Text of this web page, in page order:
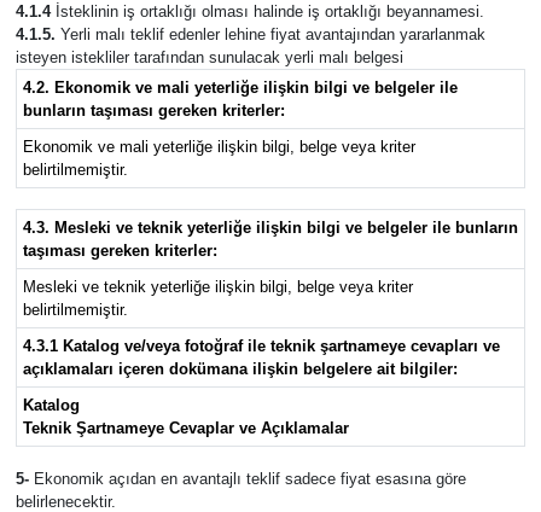
4.1.4İsteklinin iş ortaklığı olması halinde iş ortaklığı beyannamesi.
4.1.5. Yerli malı teklif edenler lehine fiyat avantajından yararlanmak
isteyen istekliler tarafından sunulacak yerli malı belgesi
4.2. Ekonomik ve mali yeterliğe ilişkin bilgi ve belgeler ile
bunların taşıması gereken kriterler:
Ekonomik ve mali yeterliğe ilişkin bilgi, belge veya kriter
belirtilmemiştir.
4.3. Mesleki ve teknik yeterliğe ilişkin bilgi ve belgeler ile bunların
taşıması gereken kriterler:
Mesleki ve teknik yeterliğe ilişkin bilgi, belge veya kriter
belirtilmemiştir.
4.3.1 Katalog ve/veya fotoğraf ile teknik şartnameye cevapları ve
açıklamaları içeren dokümana ilişkin belgelere ait bilgiler:
Katalog
Teknik Şartnameye Cevaplar ve Açıklamalar
5-Ekonomik açıdan en avantajlı teklif sadece fiyat esasına göre
belirlenecektir.